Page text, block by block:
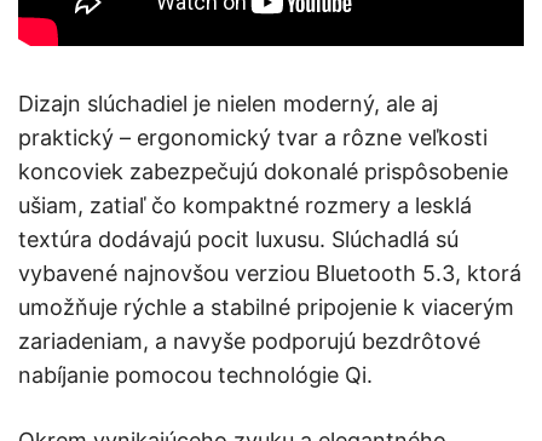
Dizajn slúchadiel je nielen moderný, ale aj
praktický – ergonomický tvar a rôzne veľkosti
koncoviek zabezpečujú dokonalé prispôsobenie
ušiam, zatiaľ čo kompaktné rozmery a lesklá
textúra dodávajú pocit luxusu. Slúchadlá sú
vybavené najnovšou verziou Bluetooth 5.3, ktorá
umožňuje rýchle a stabilné pripojenie k viacerým
zariadeniam, a navyše podporujú bezdrôtové
nabíjanie pomocou technológie Qi.